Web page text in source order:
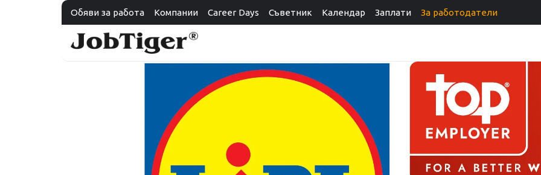
Обяви за работа Компании Career Days Съветник Календар Заплати За работодатели